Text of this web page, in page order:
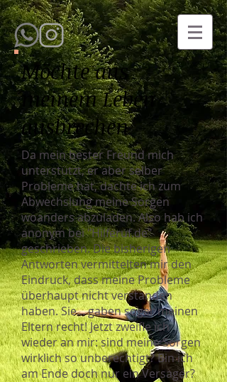
Möchte aus
meinem Leben
ausbrechen
Da mein bester Freund mich
unterstützt, er aber selber
Probleme hat, dachte ich zum
Abwechslung meine Sorgen
woanders abzuladen. Also hab ich
anonym bei "Hilferuf.de"
geschrieben. Die bisherigen
Antworten vermittelten mir den
Eindruck, dass meine Probleme
überhaupt nicht verstanden
haben. Sie... gaben sogar meinen
Eltern recht! Jetzt zweifle ich
wieder an mir: sind meine Sorgen
wirklich so unberechtigt? Bin ich
am Ende doch nur ein Versager?